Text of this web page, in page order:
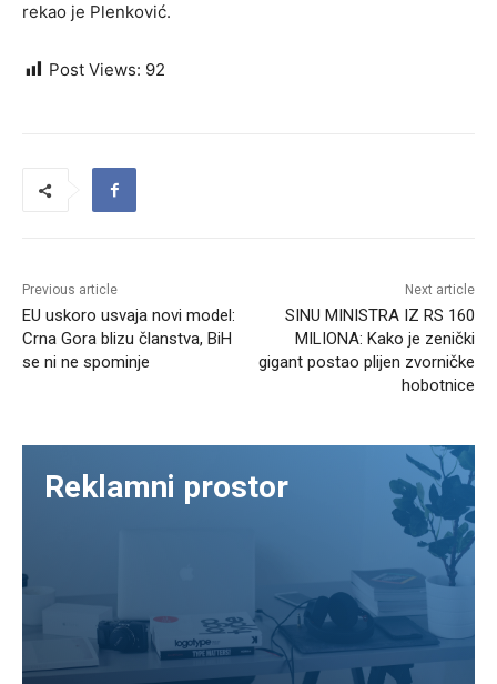
rekao je Plenković.
Post Views: 92
Previous article
EU uskoro usvaja novi model:
Crna Gora blizu članstva, BiH
se ni ne spominje
Next article
SINU MINISTRA IZ RS 160
MILIONA: Kako je zenički
gigant postao plijen zvorničke
hobotnice
Reklamni prostor